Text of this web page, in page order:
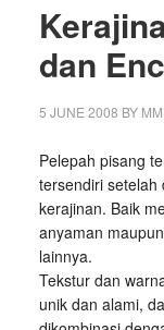
dan
5 JUNE 2008 BY
Pelepah pisang
tersendiri setelah
kerajinan. Baik
anyaman
lainnya.
Tekstur dan
unik dan alami,